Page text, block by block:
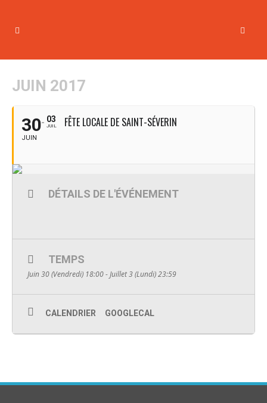
JUIN 2017
30
JUIN
03
JUIL FÊTE LOCALE DE SAINT-SÉVERIN
DÉTAILS DE L'ÉVÉNEMENT
TEMPS
Juin 30 (Vendredi) 18:00 - Juillet 3 (Lundi) 23:59
CALENDRIER GOOGLECAL